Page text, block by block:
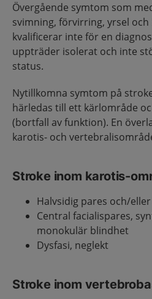
Övergående symtom som
svimning, förvirring, yrsel
kvalificerar inte för en
uppträder isolerat och inte
status.
Nytillkomna symtom på
härledas till ett kärlområde
(bortfall av funktion). En
karotis- och
Stroke inom karotis-
Halvsidig pares och/
Central facialispares,
monokulär blindhet
Dysfasi, neglekt
Stroke inom